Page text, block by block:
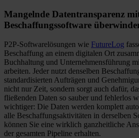
Mangelnde Datentransparenz
Beschaffungssoftware
P2P-Softwarelösungen wie FutureLog
Beschaffung an einem digitalen Ort
Buchhaltung und Unternehmensführung
arbeiten. Jeder nutzt denselben
standardisierten Aufträgen und
nicht nur Zeit, sondern sorgt auch dafür,
fließenden Daten so sauber und fehlerlos
wichtiger: Die Daten werden komplett
alle Beschaffungsaktivitäten in derselben
können Sie eine wirklich ganzheitliche
der gesamten Pipeline erhalten.